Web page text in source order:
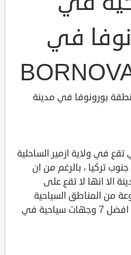
في
منطقة بورونوفا في مدينة
في ولاية ازمير الساحلية
تركيا ، بالرغم من ان
الا انها لا تقع على
من المناطق السياحية
والترفيهية في المدينة واليكم افضل 7 وجهات سياحية في